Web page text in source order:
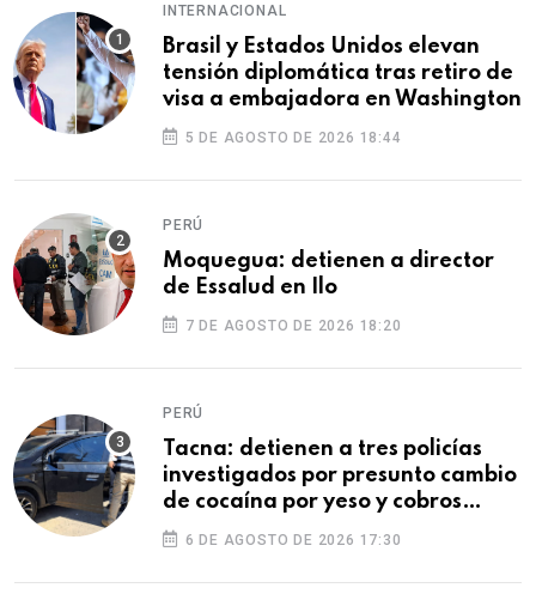
INTERNACIONAL
Brasil y Estados Unidos elevan
tensión diplomática tras retiro de
visa a embajadora en Washington
5 DE AGOSTO DE 2026 18:44
PERÚ
Moquegua: detienen a director
de Essalud en Ilo
7 DE AGOSTO DE 2026 18:20
PERÚ
Tacna: detienen a tres policías
investigados por presunto cambio
de cocaína por yeso y cobros
ilegales
6 DE AGOSTO DE 2026 17:30